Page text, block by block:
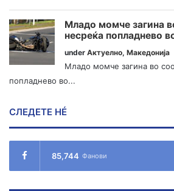
Младо момче загина
несреќа попладнево
under Актуелно, Македонија
Младо момче загина во
попладнево во...
СЛЕДЕТЕ НÉ
85,744 Фанови